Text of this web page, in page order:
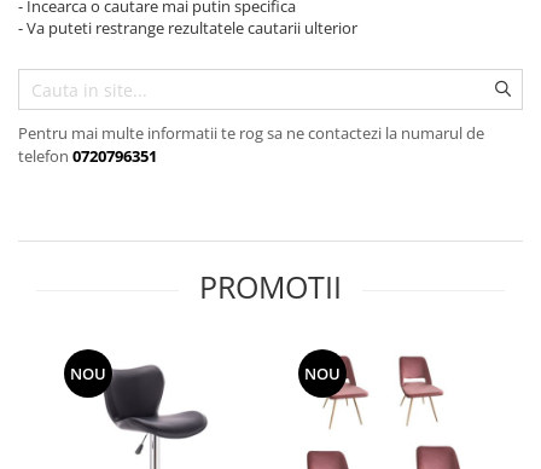
- Incearca o cautare mai putin specifica
- Va puteti restrange rezultatele cautarii ulterior
Pentru mai multe informatii te rog sa ne contactezi la numarul de
telefon 0720796351
PROMOTII
NOU NOU